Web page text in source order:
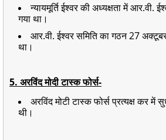
न्यायमूर्ति ईश्वर की अध्यक्षता में आर.वी.
गया था।
आर.वी. ईश्वर समिति का गठन 27
था।
5. अरविंद मोदी टास्क फोर्स-
अरविंद मोटी टास्क फोर्स प्रत्यक्ष कर में
थी।